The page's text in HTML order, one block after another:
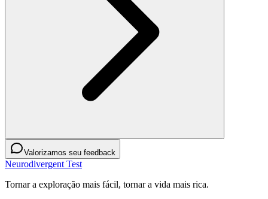
Valorizamos seu feedback
Neurodivergent Test
Tornar a exploração mais fácil, tornar a vida mais rica.